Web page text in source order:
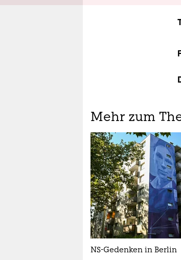
Mehr zum
NS-Gedenken in Berlin